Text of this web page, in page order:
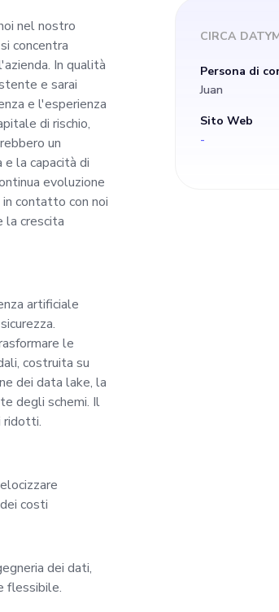
In
a stretto
La
di capitale di
e nello
vantaggio.
di
Se sei
evoluzione
il
come
nel nostro
concentra
In qualità
e sarai
e l'esperienza
di rischio,
un
la capacità di
evoluzione
contatto con noi
la crescita
artificiale
le
costruita su
dei data lake, la
degli schemi. Il
ridotti.
costi
dei dati,
flessibile.
CIRCA
Persona di
Juan
Sito Web
-